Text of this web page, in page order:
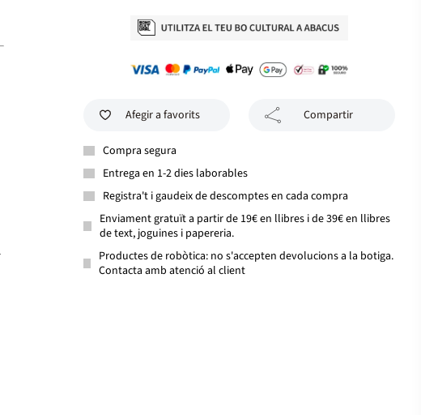
Afegir a favorits Compartir
Compra segura
Entrega en 1-2 dies laborables
Registra't i gaudeix de descomptes en cada compra
Enviament gratuït a partir de 19€ en llibres i de 39€ en llibres
de text, joguines i papereria.
Productes de robòtica: no s'accepten devolucions a la botiga.
Contacta amb atenció al client